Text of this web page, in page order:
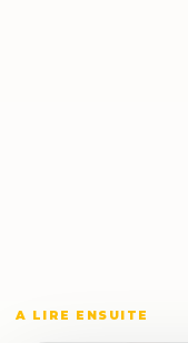
A LIRE ENSUITE